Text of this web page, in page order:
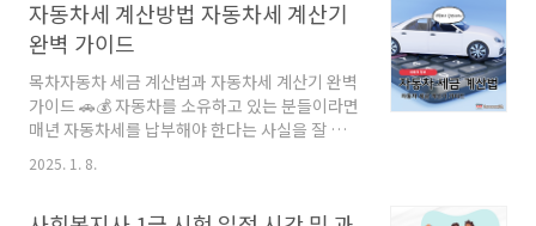
다. 건강관리사 자격증이란?건강관리사 자격증
은 건강과 웰빙에 대한 체계적인 지식을 습득하
고, 이를 바탕으로 개인 또는 단체의 건강을 관리
할 수 있는 전문 자격증에 해당합니다. 영양, 운
동, 심리 등 건강 전반에 대한 이론과 실무를 포함
하여 현대인의 다양한 건강 문제를 예방하고 개
선하는 데 중점을 둡니다. 특히, 건강관리사 자격
자동차세 계산방법 자동차세 계산기
완벽 가이드
목차자동차 세금 계산법과 자동차세 계산기 완벽
가이드 🚗💰 자동차를 소유하고 있는 분들이라면
매년 자동차세를 납부해야 한다는 사실을 잘 알
고 계실 것입니다.오늘은 자동차세에 대해 알아
보고, 2025년도 자동차세 납부기간과 자동차세
2025. 1. 8.